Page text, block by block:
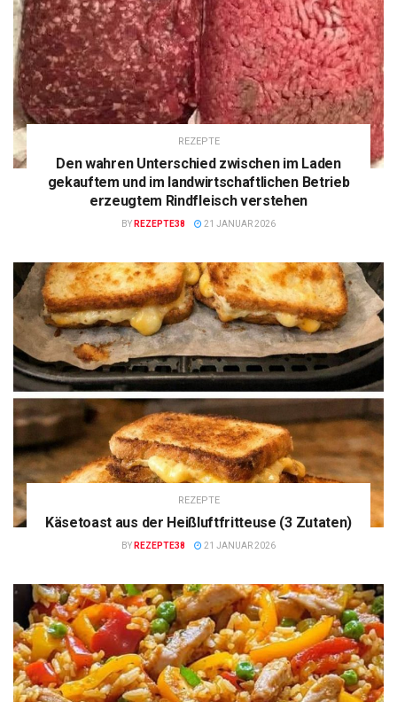
REZEPTE
Den wahren Unterschied zwischen im Laden
gekauftem und im landwirtschaftlichen Betrieb
erzeugtem Rindfleisch verstehen
BY REZEPTE38 21 JANUAR 2026
REZEPTE
Käsetoast aus der Heißluftfritteuse (3 Zutaten)
BY REZEPTE38 21 JANUAR 2026